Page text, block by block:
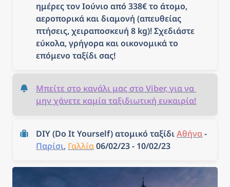
ημέρες τον Ιούνιο από 338€ το άτομο,
αεροπορικά και διαμονή (απευθείας
πτήσεις, χειραποσκευή 8 kg)! Σχεδιάστε
εύκολα, γρήγορα και οικονομικά το
επόμενο ταξίδι σας!
Μπείτε στο κανάλι μας στο Viber, για να
μην χάνετε καμία ταξιδιωτική ευκαιρία!
DIY (Do It Yourself) ατομικό ταξίδι Αθήνα
Παρίσι, Γαλλία 06/02/23 - 10/02/23